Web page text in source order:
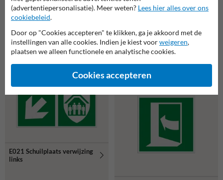
E020 Noodstop E021 Schuilplaats
E021 Schuilplaats verwijzing
links
(advertentiepersonalisatie). Meer weten? Lees hier alles over ons
cookiebeleid.
Door op "Cookies accepteren" te klikken, ga je akkoord met de
instellingen van alle cookies. Indien je kiest voorweigeren,
plaatsen we alleen functionele en analytische cookies.
Cookies accepteren